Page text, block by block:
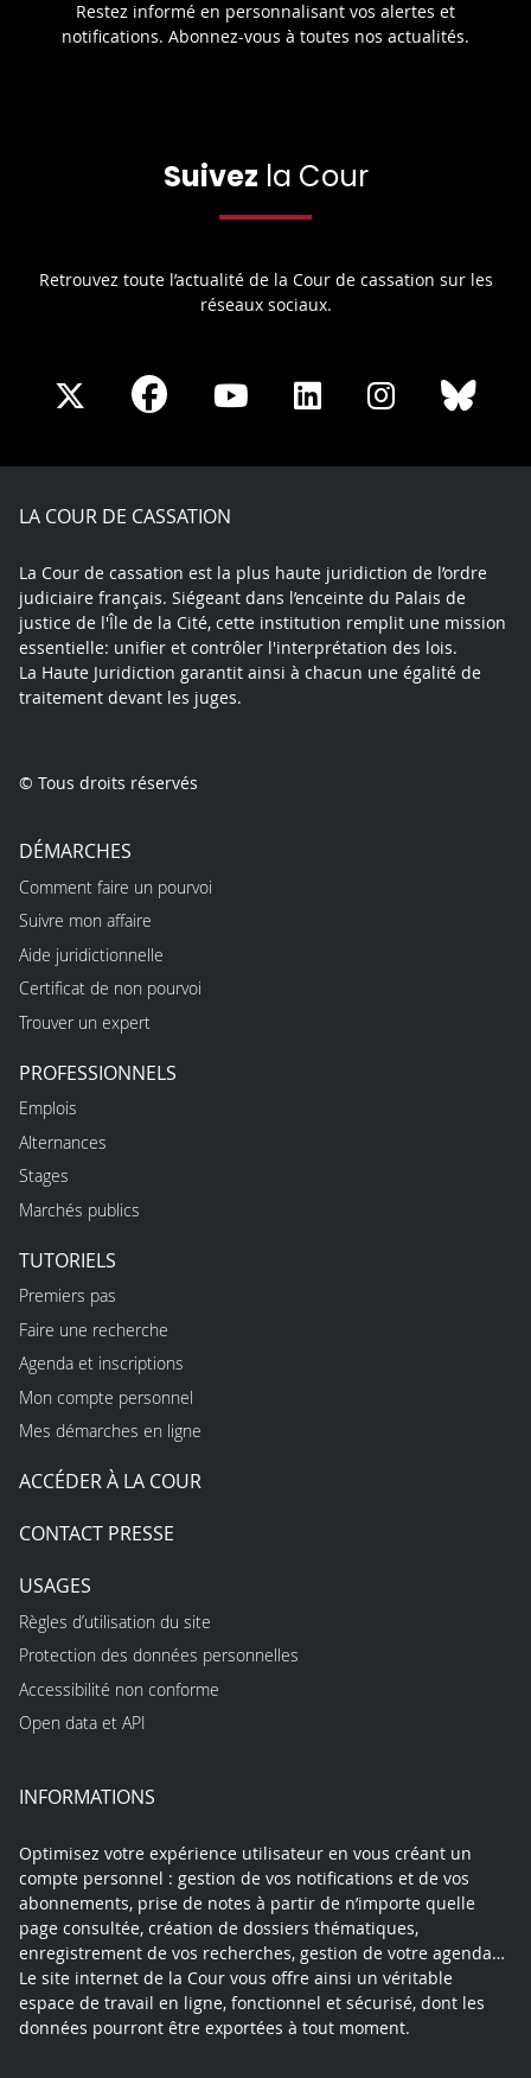
Restez informé en personnalisant vos alertes et
notifications. Abonnez-vous à toutes nos actualités.
Suivez la Cour
Retrouvez toute l’actualité de la Cour de cassation sur les
réseaux sociaux.
Share
X
Share
Facebook
Share
Youtube
Share
LinkedIn
Share
Instagram
LA COUR DE CASSATION
La Cour de cassation est la plus haute juridiction de l’ordre
judiciaire français. Siégeant dans l’enceinte du Palais de
justice de l'Île de la Cité, cette institution remplit une mission
essentielle: unifier et contrôler l'interprétation des lois.
La Haute Juridiction garantit ainsi à chacun une égalité de
traitement devant les juges.
© Tous droits réservés
DÉMARCHES
Comment faire un pourvoi
Suivre mon affaire
Aide juridictionnelle
Certificat de non pourvoi
Trouver un expert
PROFESSIONNELS
Emplois
Alternances
Stages
Marchés publics
TUTORIELS
Premiers pas
Faire une recherche
Agenda et inscriptions
Mon compte personnel
Mes démarches en ligne
ACCÉDER À LA COUR
CONTACT PRESSE
USAGES
Règles d’utilisation du site
Protection des données personnelles
Accessibilité non conforme
Open data et API
INFORMATIONS
Optimisez votre expérience utilisateur en vous créant un
compte personnel : gestion de vos notifications et de vos
abonnements, prise de notes à partir de n’importe quelle
page consultée, création de dossiers thématiques,
enregistrement de vos recherches, gestion de votre agenda…
Le site internet de la Cour vous offre ainsi un véritable
espace de travail en ligne, fonctionnel et sécurisé, dont les
données pourront être exportées à tout moment.